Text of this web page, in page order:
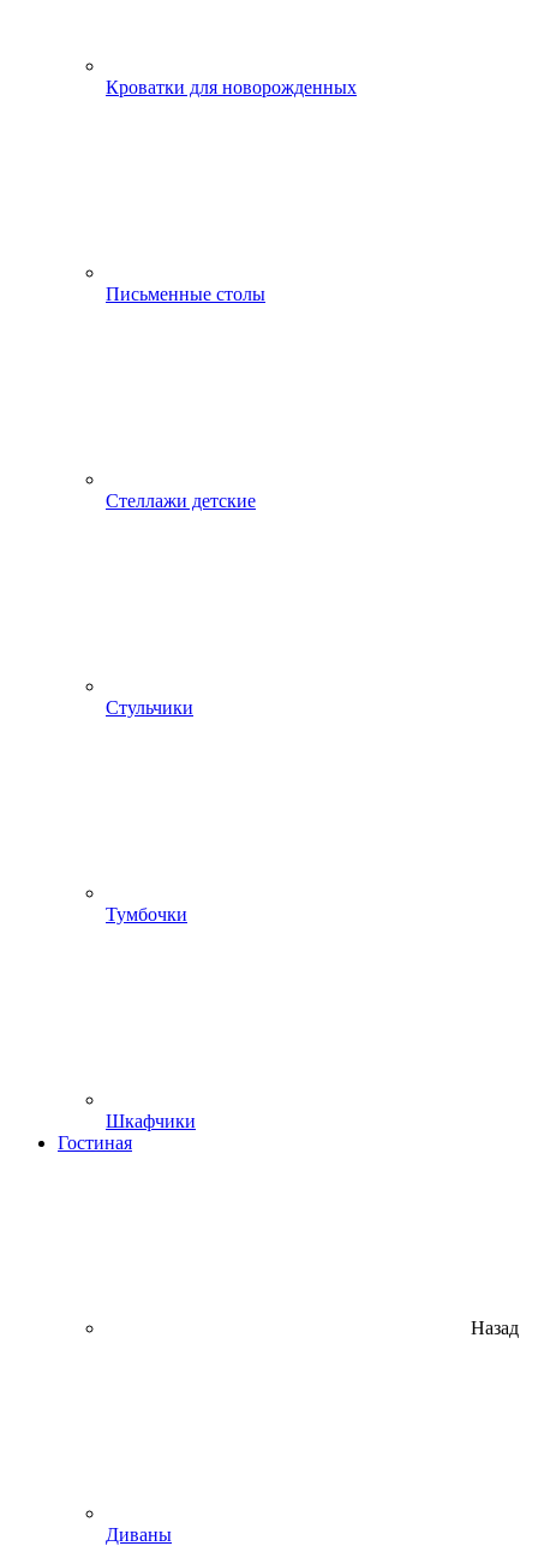
Кроватки для новорожденных
Письменные столы
Стеллажи детские
Стульчики
Тумбочки
Шкафчики
Гостиная
Назад
Диваны